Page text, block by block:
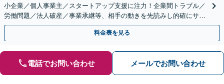
小企業／個人事業主／スタートアップ支援に注力！企業間トラブル／
労働問題／法人破産／事業承継等、相手の動きを先読みし的確にサポ
ート。顧問契約料は柔軟に調整【完全個室】【大宮駅3分】
料金表を見る
電話でお問い合わせ メールでお問い合わせ